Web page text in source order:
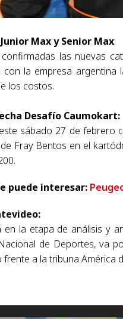
Max y Senior Max:
las nuevas
con la empresa
los costos.
Desafío Caumokart:
sábado 27 de febrero
Fray Bentos en el
puede interesar:
en la etapa de análisis y
de Deportes, va
frente a la tribuna América